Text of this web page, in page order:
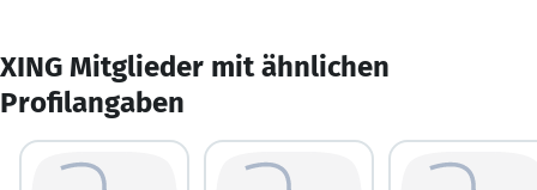
XING Mitglieder mit ähnlichen
Profilangaben